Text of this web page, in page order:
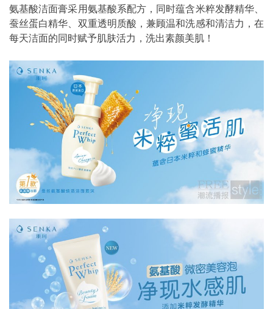
氨基酸洁面膏采用氨基酸系配方，同时蕴含米粹发酵精华、
蚕丝蛋白精华、双重透明质酸，兼顾温和洗感和清洁力，在
每天洁面的同时赋予肌肤活力，洗出素颜美肌！